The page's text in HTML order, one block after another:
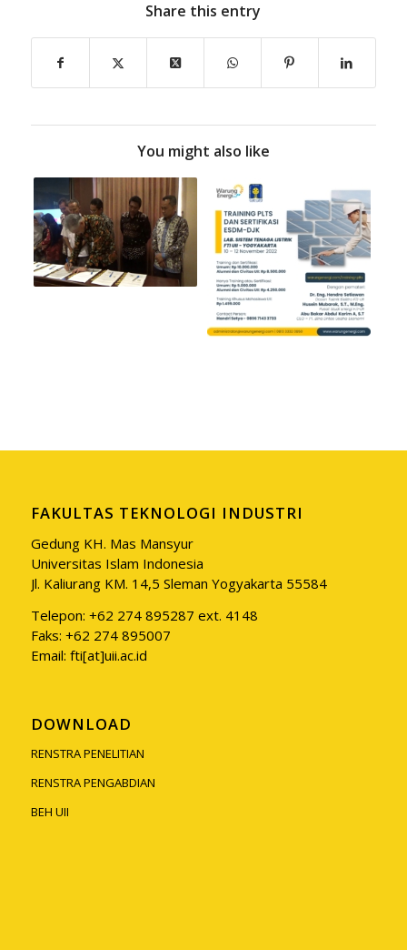
Share this entry
You might also like
FAKULTAS TEKNOLOGI INDUSTRI
Gedung KH. Mas Mansyur
Universitas Islam Indonesia
Jl. Kaliurang KM. 14,5 Sleman Yogyakarta 55584
Telepon: +62 274 895287 ext. 4148
Faks: +62 274 895007
Email: fti[at]uii.ac.id
DOWNLOAD
RENSTRA PENELITIAN
RENSTRA PENGABDIAN
BEH UII